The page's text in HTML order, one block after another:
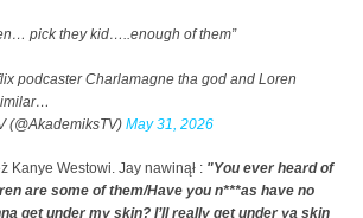
pick they kid…..enough of them”
podcaster Charlamagne tha god and Loren
(@AkademiksTV) May 31, 2026
Kanye Westowi. Jay nawinął : "You ever heard of
are some of them/Have you n***as have no
get under my skin? I’ll really get under ya skin